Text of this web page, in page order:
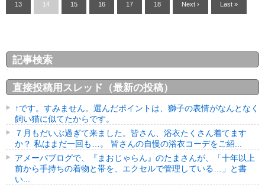
13 14 15 16 17 18 Next › Last »
記事検索
直接投稿用スレッド（最新の投稿）
↑です。すみません。選んだポイントは、獅子の表情がなんとなく
飼い猫に似てたからです。
７月もだいぶ過ぎて来ました。皆さん、浴衣たくさん着てます
か？ 私はまだ一回も…。 皆さんの自慢の浴衣コーデをご紹...
アメーバブログで、『まおじゃらん』のたまさんが、「十年以上
前から手持ちの着物と帯を、エクセルで管理している…」と書
い...